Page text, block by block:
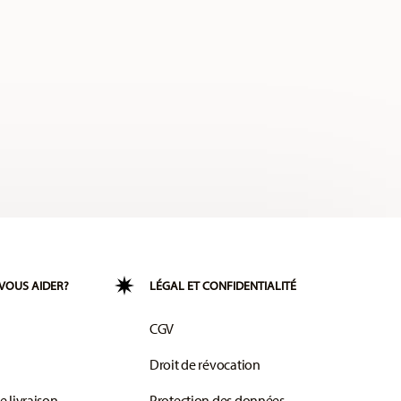
AIDER? LÉGAL ET CONFIDENTIALITÉ
CGV
Droit de révocation